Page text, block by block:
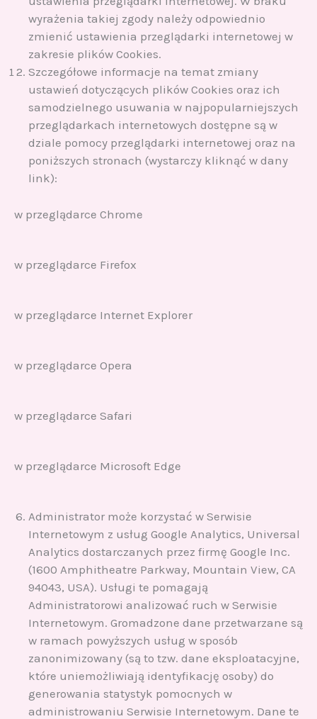
wyrażenia takiej zgody należy odpowiednio
zmienić ustawienia przeglądarki internetowej w
zakresie plików Cookies.
Szczegółowe informacje na temat zmiany
ustawień dotyczących plików Cookies oraz ich
samodzielnego usuwania w najpopularniejszych
przeglądarkach internetowych dostępne są w
dziale pomocy przeglądarki internetowej oraz na
poniższych stronach (wystarczy kliknąć w dany
link):
w przeglądarce Chrome
w przeglądarce Firefox
w przeglądarce Internet Explorer
w przeglądarce Opera
w przeglądarce Safari
w przeglądarce Microsoft Edge
Administrator może korzystać w Serwisie
Internetowym z usług Google Analytics, Universal
Analytics dostarczanych przez firmę Google Inc.
(1600 Amphitheatre Parkway, Mountain View, CA
94043, USA). Usługi te pomagają
Administratorowi analizować ruch w Serwisie
Internetowym. Gromadzone dane przetwarzane są
w ramach powyższych usług w sposób
zanonimizowany (są to tzw. dane eksploatacyjne,
które uniemożliwiają identyfikację osoby) do
generowania statystyk pomocnych w
administrowaniu Serwisie Internetowym. Dane te